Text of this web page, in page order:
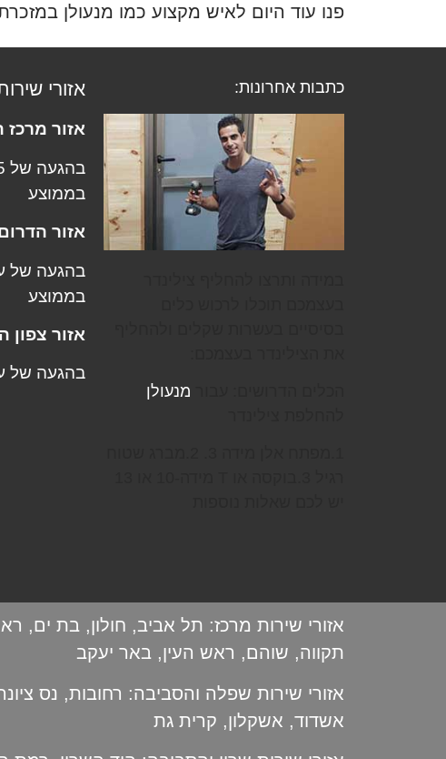
פנו עוד היום לאיש מקצוע כמו מנעולן
כתבות אחרונות:
מנעולן
אזורי
אזור מרכז
בממוצע
אזור
בממוצע
אזור צפון
בהגעה של
אזורי שירות מרכז: תל אביב, חולון, בת ים,
תקווה, שוהם, ראש העין, באר יעקב
אזורי שירות שפלה והסביבה: רחובות, נס
אשדוד, אשקלון, קרית גת